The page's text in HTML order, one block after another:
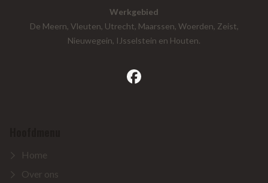
Werkgebied
De Meern, Vleuten, Utrecht, Maarssen, Woerden, Zeist,
Nieuwegein, IJsselstein en Houten.
facebook
Home
Over ons